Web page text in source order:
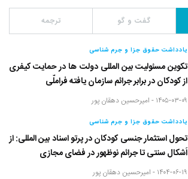
گفت و گو ترجمه
یادداشت حقوق جزا و جرم شناسی
تکوین مسئولیت بین المللی دولت ها در حمایت کیفری
از کودکان در برابر جرائم سازمان یافته فراملّی
۱۴۰۵-۰۳-۰۹ - امیرحسین دهقان پور
یادداشت حقوق جزا و جرم شناسی
تحول استثمار جنسی کودکان در پرتو اسناد بین المللی: از
اَشکال سنتی تا جرائم نوظهور در فضای مجازی
۱۴۰۴-۰۶-۱۹ - امیرحسین دهقان پور